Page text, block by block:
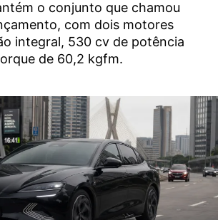
o conjunto que chamou
com dois motores
integral, 530 cv de potência
de 60,2 kgfm.